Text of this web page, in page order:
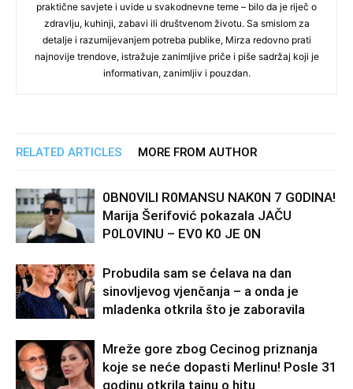
praktične savjete i uvide u svakodnevne teme – bilo da je riječ o
zdravlju, kuhinji, zabavi ili društvenom životu. Sa smislom za
detalje i razumijevanjem potreba publike, Mirza redovno prati
najnovije trendove, istražuje zanimljive priče i piše sadržaj koji je
informativan, zanimljiv i pouzdan.
RELATED ARTICLES MORE FROM AUTHOR
0BN0VlLl R0MANSU NAK0N 7 G0DlNA!
Marija Šerifović pokazala JAČU
P0L0VINU – EV0 K0 JE 0N
Probudila sam se ćelava na dan
sinovljevog vjenčanja – a onda je
mladenka otkrila što je zaboravila
Mreže gore zbog Cecinog priznanja
koje se neće dopasti Merlinu! Posle 31
godinu otkrila tajnu o hitu